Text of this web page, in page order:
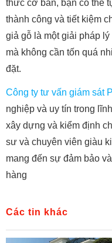
thức cơ bản, bạn có thể
thành công và tiết kiệm
giả gỗ là một giải pháp
mà không cần tốn quá
đặt.
Công ty tư vấn giám sát
nghiệp và uy tín trong
xây dựng và kiểm định
sư và chuyên viên giàu
mang đến sự đảm bảo
hàng
Các tin khác